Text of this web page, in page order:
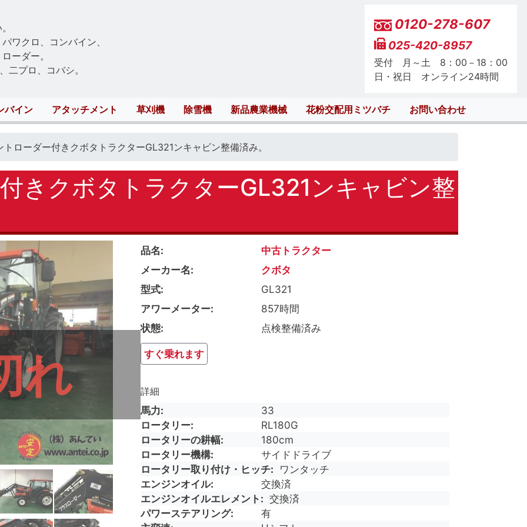
ワクロ、コンバイン、
ーダー。
二プロ、コバシ。
0120-278-607
025-420-8957
受付 月～土 8：00－18：00
日・祝日 オンライン24時間
バイン アタッチメント 草刈機 除雪機 新品農業機械 花粉交配用ミツバチ お問い合わせ
トローダー付きクボタトラクターGL321ンキャビン整備済み。
きクボタトラクターGL321ンキャビン整
れ
品名
中古トラクター
メーカー名
クボタ
型式
GL321
アワーメーター
857時間
状態
点検整備済み
すぐ乗れます
詳細
馬力
33
ロータリー
RL180G
ロータリーの耕幅
180cm
ロータリー機構
サイドドライブ
ロータリー取り付け・ヒッチ
ワンタッチ
エンジンオイル
交換済
エンジンオイルエレメント
交換済
パワーステアリング
有